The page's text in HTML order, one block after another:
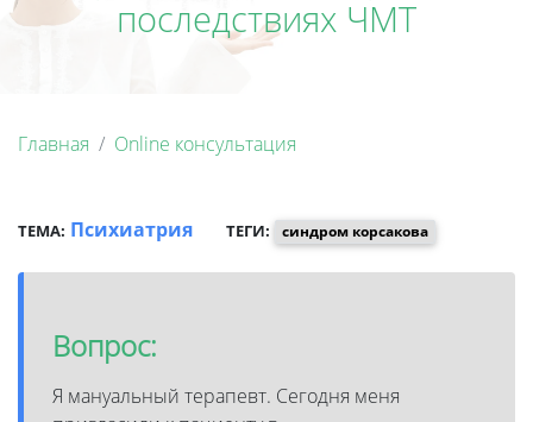
последствиях ЧМТ
Главная Online консультация
ТЕМА: Психиатрия ТЕГИ: синдром корсакова
Вопрос:
Я мануальный терапевт. Сегодня меня